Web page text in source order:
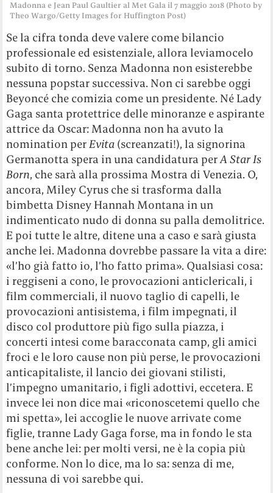
Madonna e Jean Paul Gaultier al Met Gala il 7 maggio 2018 (Photo by
Theo Wargo/Getty Images for Huffington Post)
Se la cifra tonda deve valere come bilancio
professionale ed esistenziale, allora leviamocelo
subito di torno. Senza Madonna non esisterebbe
nessuna popstar successiva. Non ci sarebbe oggi
Beyoncé che comizia come un presidente. Né Lady
Gaga santa protettrice delle minoranze e aspirante
attrice da Oscar: Madonna non ha avuto la
nomination perEvita (screanzati!), la signorina
Germanotta spera in una candidatura perA Star Is
Born, che sarà alla prossima Mostra di Venezia. O,
ancora, Miley Cyrus che si trasforma dalla
bimbetta Disney Hannah Montana in un
indimenticato nudo di donna su palla demolitrice.
E poi tutte le altre, ditene una a caso e sarà giusta
anche lei. Madonna dovrebbe passare la vita a dire:
«l’ho già fatto io, l’ho fatto prima». Qualsiasi cosa:
i reggiseni a cono, le provocazioni anticlericali, i
film commerciali, il nuovo taglio di capelli, le
provocazioni antisistema, i film impegnati, il
disco col produttore più figo sulla piazza, i
concerti intesi come baracconata camp, gli amici
froci e le loro cause non più perse, le provocazioni
anticapitaliste, il lancio dei giovani stilisti,
l’impegno umanitario, i figli adottivi, eccetera. E
invece lei non dice mai «riconoscetemi quello che
mi spetta», lei accoglie le nuove arrivate come
figlie, tranne Lady Gaga forse, ma in fondo le sta
bene anche lei: per molti versi, ne è la copia più
conforme. Non lo dice, ma lo sa: senza di me,
nessuna di voi sarebbe qui.